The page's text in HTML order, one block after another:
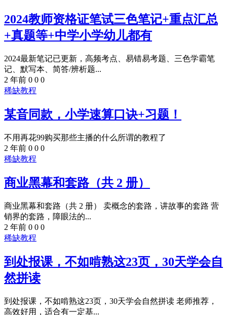
2024教师资格证笔试三色笔记+重点汇总
+真题等+中学小学幼儿都有
2024最新笔记已更新，高频考点、易错易考题、三色学霸笔
记、默写本、简答/辨析题...
2 年前 0 0 0
稀缺教程
某音同款，小学速算口诀+习题！
不用再花99购买那些主播的什么所谓的教程了
2 年前 0 0 0
稀缺教程
商业黑幕和套路（共 2 册）
商业黑幕和套路（共 2 册） 卖概念的套路，讲故事的套路 营
销界的套路，障眼法的...
2 年前 0 0 0
稀缺教程
到处报课，不如啃熟这23页，30天学会自
然拼读
到处报课，不如啃熟这23页，30天学会自然拼读 老师推荐，
高效好用，适合有一定基...